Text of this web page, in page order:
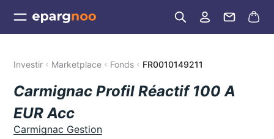
Investir Marketplace Fonds FR0010149211
Carmignac Profil Réactif 100 A
EUR Acc
Carmignac Gestion